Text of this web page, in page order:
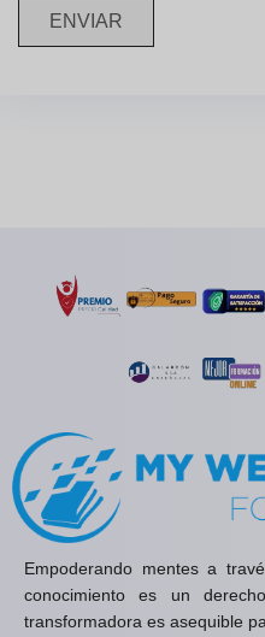
ENVIAR
Empoderando mentes a
conocimiento es un
transformadora es asequible